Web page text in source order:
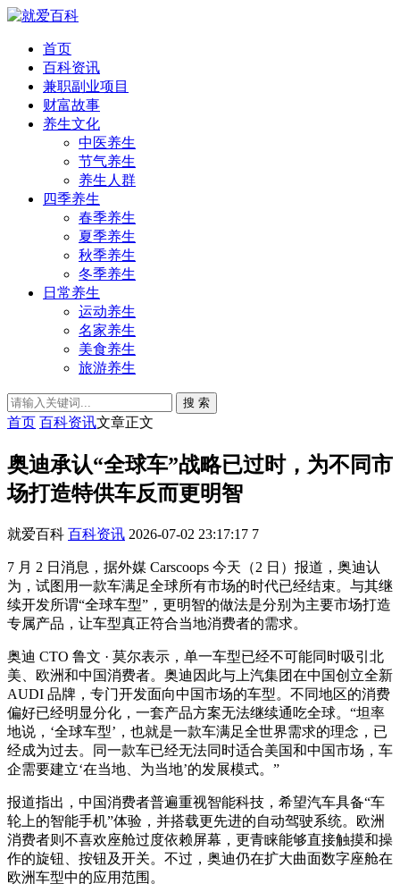
首页
百科资讯
兼职副业项目
财富故事
养生文化
中医养生
节气养生
养生人群
四季养生
春季养生
夏季养生
秋季养生
冬季养生
日常养生
运动养生
名家养生
美食养生
旅游养生
搜 索
首页 百科资讯文章正文
奥迪承认“全球车”战略已过时，为不同市
场打造特供车反而更明智
就爱百科 百科资讯 2026-07-02 23:17:17 7
7 月 2 日消息，据外媒 Carscoops 今天（2 日）报道，奥迪认
为，试图用一款车满足全球所有市场的时代已经结束。与其继
续开发所谓“全球车型”，更明智的做法是分别为主要市场打造
专属产品，让车型真正符合当地消费者的需求。
奥迪 CTO 鲁文 · 莫尔表示，单一车型已经不可能同时吸引北
美、欧洲和中国消费者。奥迪因此与上汽集团在中国创立全新
AUDI 品牌，专门开发面向中国市场的车型。不同地区的消费
偏好已经明显分化，一套产品方案无法继续通吃全球。“坦率
地说，‘全球车型’，也就是一款车满足全世界需求的理念，已
经成为过去。同一款车已经无法同时适合美国和中国市场，车
企需要建立‘在当地、为当地’的发展模式。”
报道指出，中国消费者普遍重视智能科技，希望汽车具备“车
轮上的智能手机”体验，并搭载更先进的自动驾驶系统。欧洲
消费者则不喜欢座舱过度依赖屏幕，更青睐能够直接触摸和操
作的旋钮、按钮及开关。不过，奥迪仍在扩大曲面数字座舱在
欧洲车型中的应用范围。